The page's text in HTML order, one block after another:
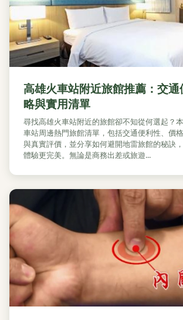
高雄火車站附近旅館推薦：交
略與實用清單
尋找高雄火車站附近的旅館卻不知從何選起？
車站周邊熱門旅館清單，包括交通便利性、價
與真實評價，並分享如何避開地雷旅館的秘訣
體驗更完美。無論是商務出差或旅遊...